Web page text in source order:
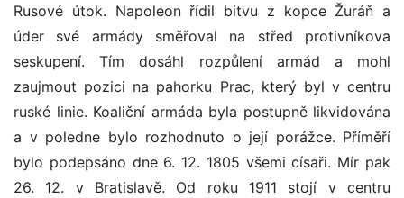
Rusové útok. Napoleon řídil bitvu z kopce Žuráň a
úder své armády směřoval na střed protivníkova
seskupení. Tím dosáhl rozpůlení armád a mohl
zaujmout pozici na pahorku Prac, který byl v centru
ruské linie. Koaliční armáda byla postupně likvidována
a v poledne bylo rozhodnuto o její porážce. Příměří
bylo podepsáno dne 6. 12. 1805 všemi císaři. Mír pak
26. 12. v Bratislavě. Od roku 1911 stojí v centru